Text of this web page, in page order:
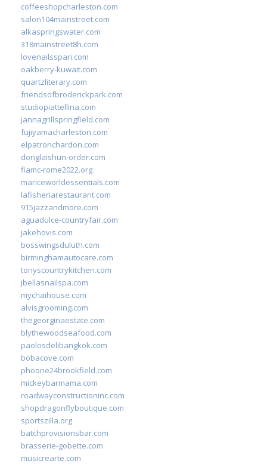
coffeeshopcharleston.com
salon104mainstreet.com
alkaspringswater.com
318mainstreet8h.com
lovenailsspari.com
oakberry-kuwait.com
quartzliterary.com
friendsofbroderickpark.com
studiopiattellina.com
jannagrillspringfield.com
fujiyamacharleston.com
elpatronchardon.com
donglaishun-order.com
fiamc-rome2022.org
mariceworldessentials.com
lafisheriarestaurant.com
915jazzandmore.com
aguadulce-countryfair.com
jakehovis.com
bosswingsduluth.com
birminghamautocare.com
tonyscountrykitchen.com
jbellasnailspa.com
mychaihouse.com
alvisgrooming.com
thegeorginaestate.com
blythewoodseafood.com
paolosdelibangkok.com
bobacove.com
phoone24brookfield.com
mickeybarmama.com
roadwayconstructioninc.com
shopdragonflyboutique.com
sportszilla.org
batchprovisionsbar.com
brasserie-gobette.com
musicrearte.com